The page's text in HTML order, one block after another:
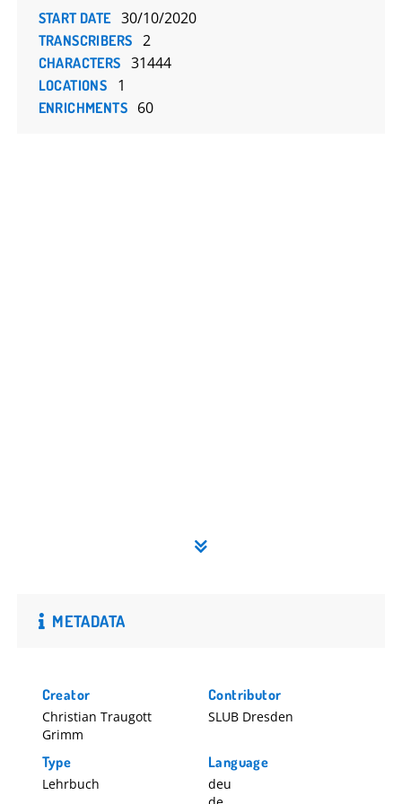
START DATE 30/10/2020
TRANSCRIBERS 2
CHARACTERS 31444
LOCATIONS 1
ENRICHMENTS 60
METADATA
Creator
Christian Traugott
Grimm
Contributor
SLUB Dresden
Type
Lehrbuch
Language
deu